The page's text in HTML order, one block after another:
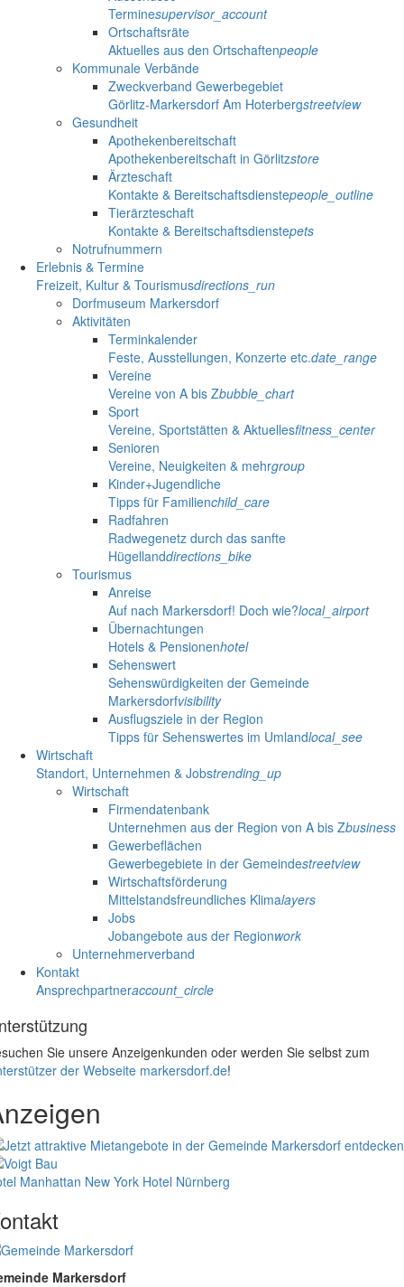
Terminesupervisor_account
Ortschaftsräte
Aktuelles aus den Ortschaftenpeople
Kommunale Verbände
Zweckverband Gewerbegebiet
Görlitz-Markersdorf Am Hoterbergstreetview
Gesundheit
Apothekenbereitschaft
Apothekenbereitschaft in Görlitzstore
Ärzteschaft
Kontakte & Bereitschaftsdienstepeople_outline
Tierärzteschaft
Kontakte & Bereitschaftsdienstepets
Notrufnummern
Erlebnis & Termine
Freizeit, Kultur & Tourismusdirections_run
Dorfmuseum Markersdorf
Aktivitäten
Terminkalender
Feste, Ausstellungen, Konzerte etc.date_range
Vereine
Vereine von A bis Zbubble_chart
Sport
Vereine, Sportstätten & Aktuellesfitness_center
Senioren
Vereine, Neuigkeiten & mehrgroup
Kinder+Jugendliche
Tipps für Familienchild_care
Radfahren
Radwegenetz durch das sanfte
Hügellanddirections_bike
Tourismus
Anreise
Auf nach Markersdorf! Doch wie?local_airport
Übernachtungen
Hotels & Pensionenhotel
Sehenswert
Sehenswürdigkeiten der Gemeinde
Markersdorfvisibility
Ausflugsziele in der Region
Tipps für Sehenswertes im Umlandlocal_see
Wirtschaft
Standort, Unternehmen & Jobstrending_up
Wirtschaft
Firmendatenbank
Unternehmen aus der Region von A bis Zbusiness
Gewerbeflächen
Gewerbegebiete in der Gemeindestreetview
Wirtschaftsförderung
Mittelstandsfreundliches Klimalayers
Jobs
Jobangebote aus der Regionwork
Unternehmerverband
Kontakt
Ansprechpartneraccount_circle
Sie unsere Anzeigenkunden oder werden Sie selbst zum
der Webseite markersdorf.de!
Manhattan New York Hotel Nürnberg
Markersdorf